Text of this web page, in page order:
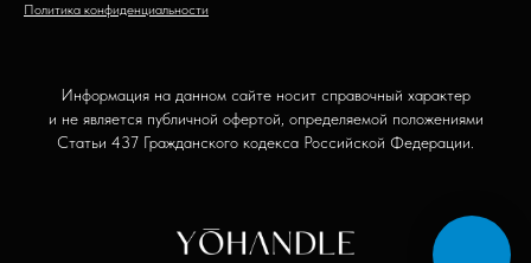
Политика конфиденциальности
Информация на данном сайте носит справочный характер
и не является публичной офертой, определяемой положениями
Статьи 437 Гражданского кодекса Российской Федерации.